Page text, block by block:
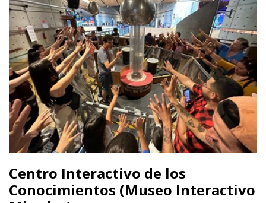
Centro Interactivo de los
Conocimientos (Museo Interactivo